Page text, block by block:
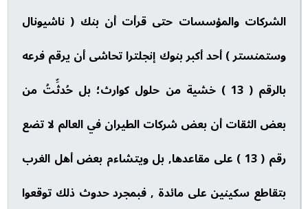
الشركات والمؤسسات حتى قرأت أن بنك ( ناشيونال
وستمنستر ) أحد أكبر بنوك إنجلترا تحاشى أن يرقم فرعه
بالرقم ( 13 ) خشية من حلول كوارث؛ بل حُدثِّتُ من
بعض الثقات أن بعض شركات الطيران في العالم لا تضع
رقم ( 13 ) على مقاعدها, بل ويتشاءم بعض أهل الغرب
بتقاطع سكينين على مائدة , فبمجرد حدوث ذلك توقعوا